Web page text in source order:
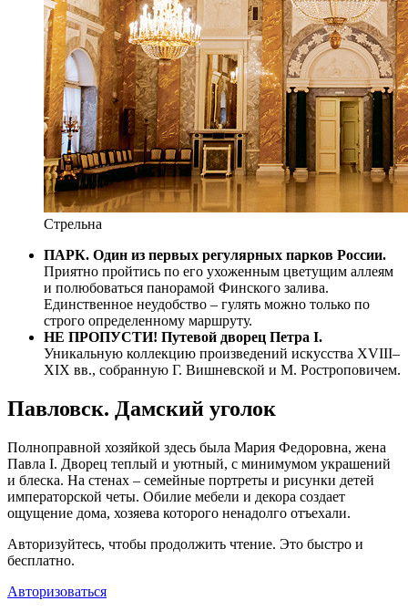
Стрельна
ПАРК. Один из первых регулярных парков России.
Приятно пройтись по его ухоженным цветущим аллеям
и полюбоваться панорамой Финского залива.
Единственное неудобство – гулять можно только по
строго определенному маршруту.
НЕ ПРОПУСТИ! Путевой дворец Петра I.
Уникальную коллекцию произведений искусства XVIII–
XIX вв., собранную Г. Вишневской и М. Ростроповичем.
Павловск. Дамский уголок
Полноправной хозяйкой здесь была Мария Федоровна, жена
Павла I. Дворец теплый и уютный, с минимумом украшений
и блеска. На стенах – семейные портреты и рисунки детей
императорской четы. Обилие мебели и декора создает
ощущение дома, хозяева которого ненадолго отъехали.
Авторизуйтесь, чтобы продолжить чтение. Это быстро и
бесплатно.
Авторизоваться